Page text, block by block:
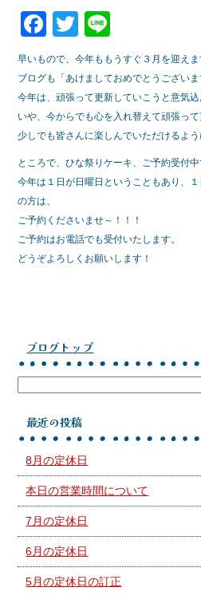
F
a
c
e
b
o
o
k
T
wi
tt
er
n
e
早いもので、今年ももうすぐ３月を迎えま
ブログも「あけましておめでとうござい
今年は、頑張って更新していこうと意気込
いや、今からでも心を入れ替えて頑張って
少しでも皆さんに楽しんでいただけるよう
ところで、ひな祭りケーキ、ご予約受付中
今年は１日が日曜日ということもあり、
の方は、
ご予約くださいませ～！！！
ご予約はお電話でも受付いたします。
どうぞよろしくお願いします！
ブログトップ
最近の投稿
8月の定休日
本日の営業時間について
7月の定休日
6月の定休日
5月の定休日の訂正